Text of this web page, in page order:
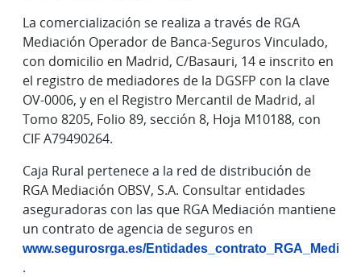
La comercialización se realiza a través de RGA
Mediación Operador de Banca-Seguros Vinculado,
con domicilio en Madrid, C/Basauri, 14 e inscrito en
el registro de mediadores de la DGSFP con la clave
OV-0006, y en el Registro Mercantil de Madrid, al
Tomo 8205, Folio 89, sección 8, Hoja M10188, con
CIF A79490264.
Caja Rural pertenece a la red de distribución de
RGA Mediación OBSV, S.A. Consultar entidades
aseguradoras con las que RGA Mediación mantiene
un contrato de agencia de seguros en
www.segurosrga.es/
.